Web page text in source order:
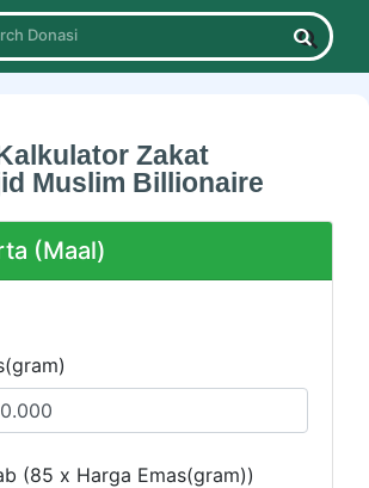
Donasi
Zakat
Muslim Billionaire
(Maal)
(85 x Harga Emas(gram))